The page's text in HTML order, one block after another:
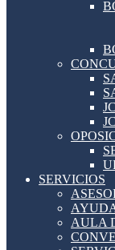
SERVICIOS
AULA